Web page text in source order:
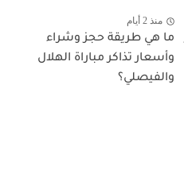
منذ 2 أيام
ما هي طريقة حجز وشراء
وأسعار تذاكر مباراة الهلال
والفيصلي؟